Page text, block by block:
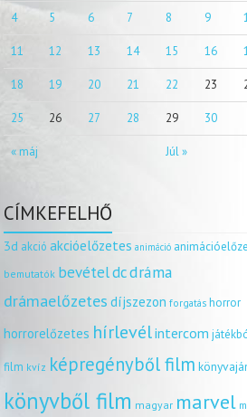
« máj Júl »
4 5 6 7 8 9
11 12 13 14 15 16
18 19 20 21 22 23
25 26 27 28 29 30
CÍMKEFELHŐ
3d akció akcióelőzetes animáció
bemutatók bevételdcdráma
drámaelőzetes díjszezon forgatás horror
horrorelőzetes hírlevélintercom
film kvíz képregényből film
könyvből film magyar marvel